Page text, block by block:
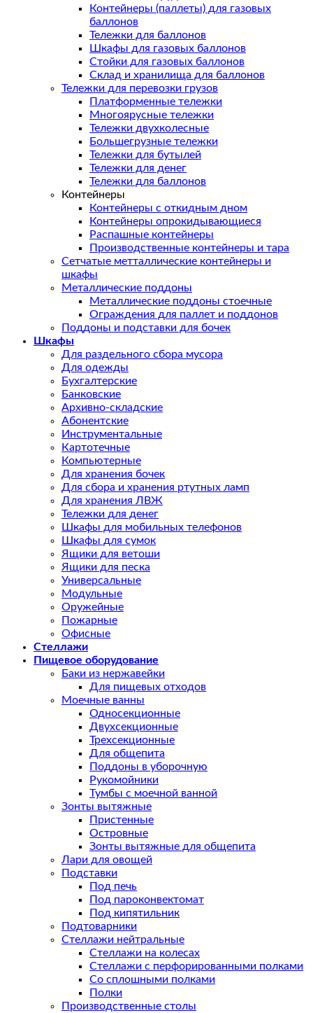
Контейнеры (паллеты) для газовых
баллонов
Тележки для баллонов
Шкафы для газовых баллонов
Стойки для газовых баллонов
Склад и хранилища для баллонов
Тележки для перевозки грузов
Платформенные тележки
Многоярусные тележки
Тележки двухколесные
Большегрузные тележки
Тележки для бутылей
Тележки для денег
Тележки для баллонов
Контейнеры
Контейнеры с откидным дном
Контейнеры опрокидывающиеся
Распашные контейнеры
Производственные контейнеры и тара
Сетчатые метталлические контейнеры и
шкафы
Металлические поддоны
Металлические поддоны стоечные
Ограждения для паллет и поддонов
Поддоны и подставки для бочек
Шкафы
Для раздельного сбора мусора
Для одежды
Бухгалтерские
Банковские
Архивно-складские
Абонентские
Инструментальные
Картотечные
Компьютерные
Для хранения бочек
Для сбора и хранения ртутных ламп
Для хранения ЛВЖ
Тележки для денег
Шкафы для мобильных телефонов
Шкафы для сумок
Ящики для ветоши
Ящики для песка
Универсальные
Модульные
Оружейные
Пожарные
Офисные
Стеллажи
Пищевое оборудование
Баки из нержавейки
Для пищевых отходов
Моечные ванны
Односекционные
Двухсекционные
Трехсекционные
Для общепита
Поддоны в уборочную
Рукомойники
Тумбы с моечной ванной
Зонты вытяжные
Пристенные
Островные
Зонты вытяжные для общепита
Лари для овощей
Подставки
Под печь
Под пароконвектомат
Под кипятильник
Подтоварники
Стеллажи нейтральные
Стеллажи на колесах
Стеллажи с перфорированными полками
Со сплошными полками
Полки
Производственные столы